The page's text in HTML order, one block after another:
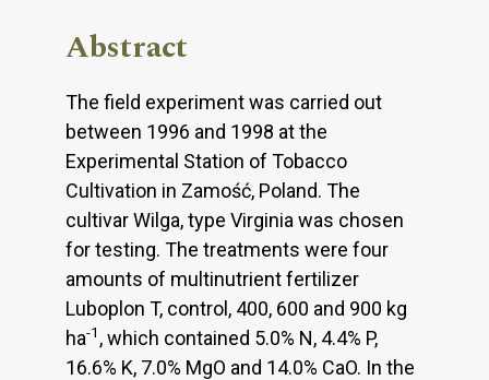
Abstract
The field experiment was carried out
between 1996 and 1998 at the
Experimental Station of Tobacco
Cultivation in Zamość, Poland. The
cultivar Wilga, type Virginia was chosen
for testing. The treatments were four
amounts of multinutrient fertilizer
Luboplon T, control, 400, 600 and 900 kg
ha-1 , which contained 5.0% N, 4.4% P,
16.6% K, 7.0% MgO and 14.0% CaO. In the